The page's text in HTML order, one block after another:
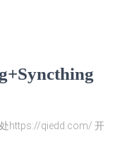
https://qiedd.com/ 开